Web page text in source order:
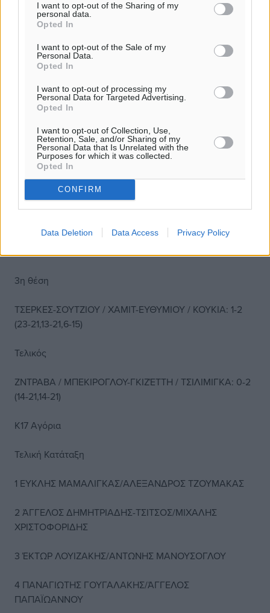
I want to opt-out of the Sharing of my
personal data.
Opted In
I want to opt-out of the Sale of my
Personal Data.
Opted In
I want to opt-out of processing my
Personal Data for Targeted Advertising.
Opted In
I want to opt-out of Collection, Use,
Retention, Sale, and/or Sharing of my
Personal Data that Is Unrelated with the
Purposes for which it was collected.
Opted In
CONFIRM
Data Deletion Data Access Privacy Policy
ΤΡΙΑΝΤΑΦΥΛΛΟΥ: 0-2 (9-15, 5-15)
0-2 α.α.
11,11-6)
Ημιτελικοί
ΖΝΤΡΑΒΑ / ΜΠΕΚΙΡΟΓΛΟΥ-ΤΣΕΡΚΕΣ-ΣΟΥΤΖΙΟΥ / ΧΑΜΙΤ:
2-0 (21-17, 21-14)
ΓΚΙΖΈΤΤΗ / ΤΣΙΛΙΜΙΓΚΑ-ΕΥΘΥΜΙΟΥ / ΚΟΥΚΙΑ: 2-1 (21-16,
3η θέση
ΤΣΕΡΚΕΣ-ΣΟΥΤΖΙΟΥ / ΧΑΜΙΤ-ΕΥΘΥΜΙΟΥ / ΚΟΥΚΙΑ: 1-2
(23-21,13-21,6-15)
Τελικός
ΖΝΤΡΑΒΑ / ΜΠΕΚΙΡΟΓΛΟΥ-ΓΚΙΖΈΤΤΗ / ΤΣΙΛΙΜΙΓΚΑ: 0-2
(14-21,14-21)
Κ17 Αγόρια
Τελική Κατάταξη
1 ΕΥΚΛΗΣ ΜΑΜΑΛΙΓΚΑΣ/ΑΛΕΞΑΝΔΡΟΣ ΤΖΟΥΜΑΚΑΣ
2 ΆΓΓΕΛΟΣ ΔΗΜΗΤΡΙΑΔΗΣ-ΤΣΙΤΣΟΣ/ΜΙΧΑΛΗΣ
ΧΡΙΣΤΟΦΟΡΙΔΗΣ
3 ΈΚΤΩΡ ΛΟΥΙΖΑΚΗΣ/ΑΝΤΩΝΗΣ ΜΑΝΟΥΣΟΓΛΟΥ
4 ΠΑΝΑΓΙΩΤΗΣ ΓΟΥΓΑΛΑΚΗΣ/ΆΓΓΕΛΟΣ
ΠΑΠΑΪΩΑΝΝΟΥ